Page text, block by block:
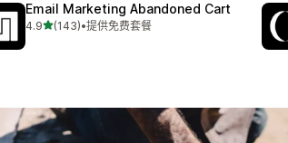
Email Marketing Abandoned Cart
4.9星（满分 5 星）
(143)
总共 143 条评论
•提供免费套餐